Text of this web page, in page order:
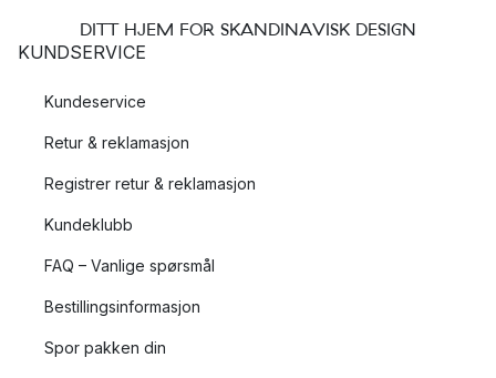
DITT HJEM FOR SKANDINAVISK DESIGN
KUNDSERVICE
Kundeservice
Retur & reklamasjon
Registrer retur & reklamasjon
Kundeklubb
FAQ – Vanlige spørsmål
Bestillingsinformasjon
Spor pakken din